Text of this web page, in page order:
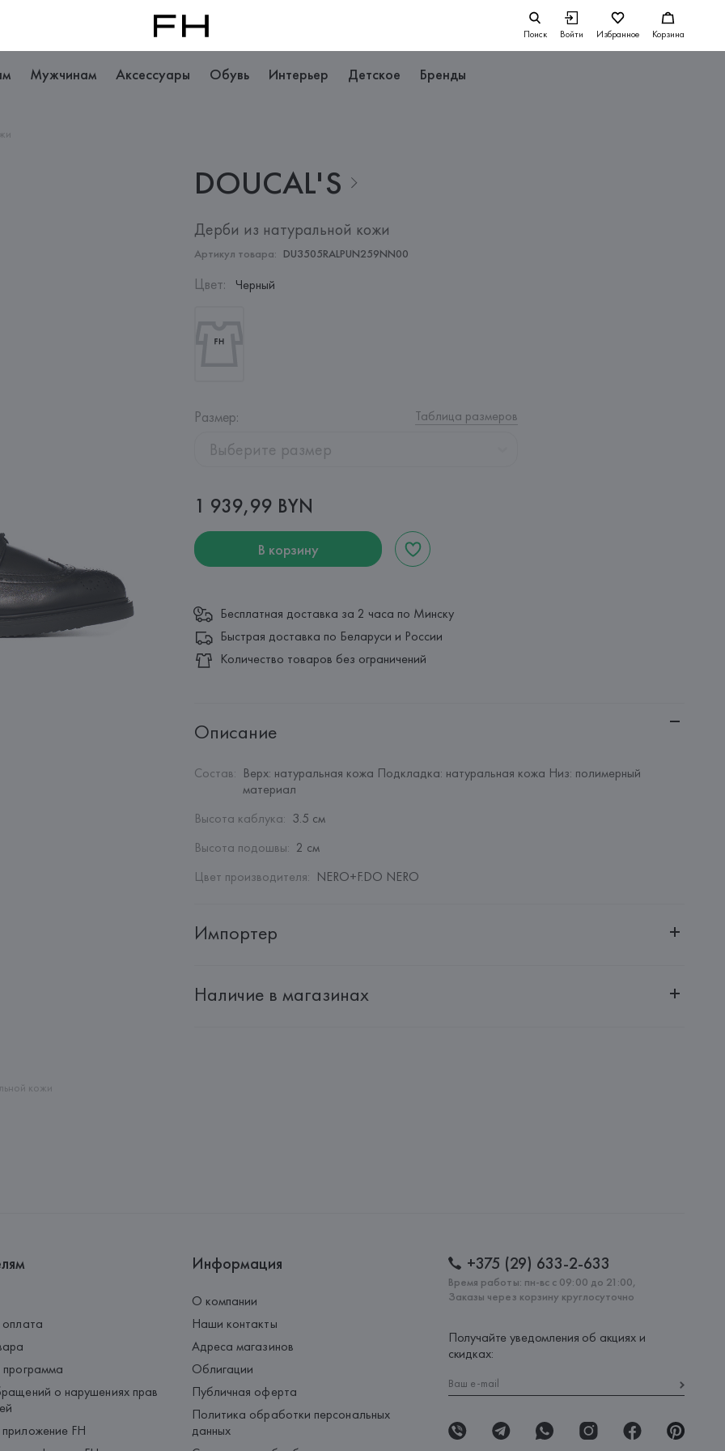
Поиск Войти Избранное Корзина
Мужчинам Аксессуары Обувь Интерьер Детское Бренды
DOUCAL'S
Дерби из натуральной кожи
Артикул товара: DU3505RALPUN259NN00
Цвет: Черный
Размер: Таблица размеров
Выберите размер
1 939,99 BYN
В корзину
Бесплатная доставка за 2 часа по Минску
Быстрая доставка по Беларуси и России
Количество товаров без ограничений
Описание
Состав: Верх: натуральная кожа Подкладка: натуральная кожа Низ: полимерный
материал
Высота каблука: 3.5 см
Высота подошвы: 2 см
Цвет производителя: NERO+F.DO NERO
Импортер
Адрес: Республика Беларусь, 220030, г. Минск, ул. Немига, 5, пом. 39
Наличие в магазинах
кожи
о нарушениях прав
FH
Информация
О компании
Наши контакты
Адреса магазинов
Облигации
Публичная оферта
Политика обработки персональных
данных
+375 (29) 633-2-633
Время работы: пн-вс с 09:00 до 21:00,
Заказы через корзину круглосуточно
Получайте уведомления об акциях и
скидках: